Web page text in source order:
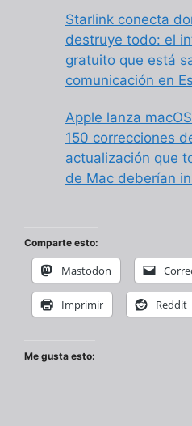
Starlink conecta
destruye todo: el
gratuito que está
comunicación en
Apple lanza
150 correcciones
actualización que
de Mac deberían
Comparte esto:
Mastodon
Imprimir Reddit
Me gusta esto: